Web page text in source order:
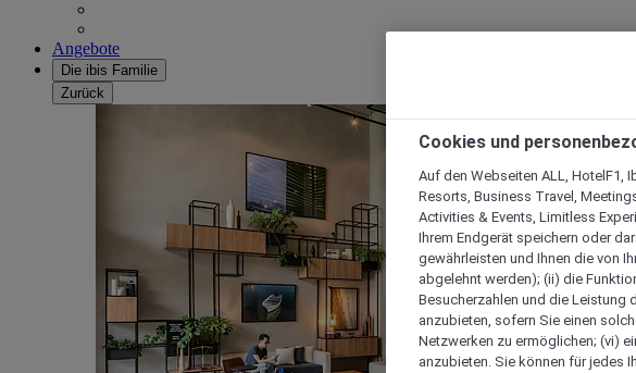
Angebote
Die ibis Familie
Zurück
Cookies und
Auf den Webseiten ALL, HotelF1,
Resorts, Business Travel,
Activities & Events, Limitless
Ihrem Endgerät speichern oder
gewährleisten und Ihnen die von
abgelehnt werden); (ii) die
Besucherzahlen und die Leistung
anzubieten, sofern Sie einen
Netzwerken zu ermöglichen; (vi)
anzubieten. Sie können für jedes